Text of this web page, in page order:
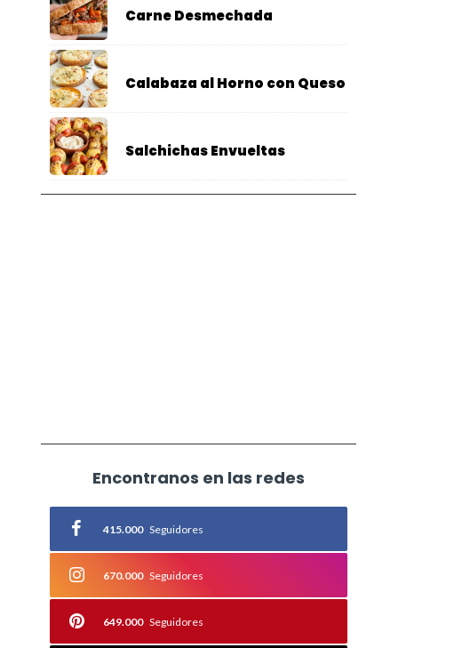
Carne Desmechada
Calabaza al Horno con Queso
Salchichas Envueltas
Encontranos en las redes
415.000 Seguidores
670.000 Seguidores
649.000 Seguidores